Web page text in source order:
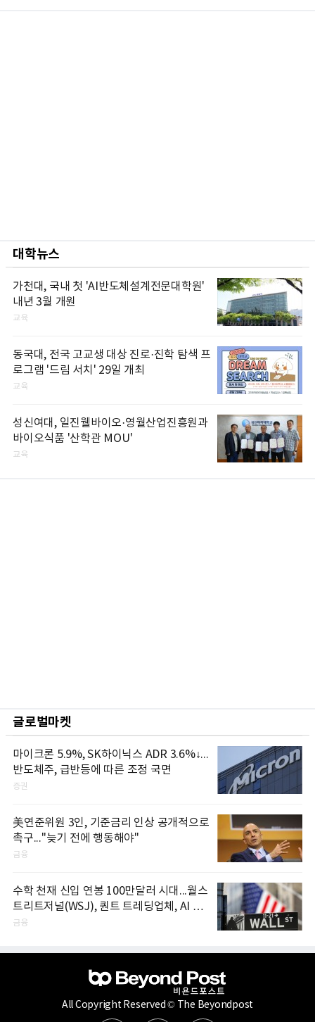
대학뉴스
가천대, 국내 첫 'AI반도체설계전문대학원'
내년 3월 개원
교육
동국대, 전국 고교생 대상 진로·진학 탐색 프
로그램 '드림 서치' 29일 개최
교육
성신여대, 일진웰바이오·영월산업진흥원과
바이오식품 '산학관 MOU'
교육
글로벌마켓
마이크론 5.9%, SK하이닉스 ADR 3.6%↓...
반도체주, 급반등에 따른 조정 국면
증권
美연준위원 3인, 기준금리 인상 공개적으로
촉구..."늦기 전에 행동해야"
금융
수학 천재 신입 연봉 100만달러 시대...월스
트리트저널(WSJ), 퀀트 트레딩업체, AI 기
업들 인재 확보 경쟁
금융
All Copyright Reserved © The Beyondpost